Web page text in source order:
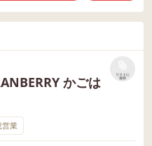
かごは
リストに
保存
営業